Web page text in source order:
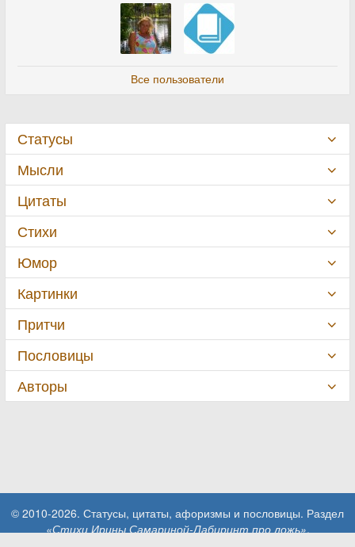
Все пользователи
Статусы
Мысли
Цитаты
Стихи
Юмор
Картинки
Притчи
Пословицы
Авторы
© 2010-2026. Статусы, цитаты, афоризмы и пословицы. Раздел
«Стихи Ирины Самариной-Лабиринт про ложь».